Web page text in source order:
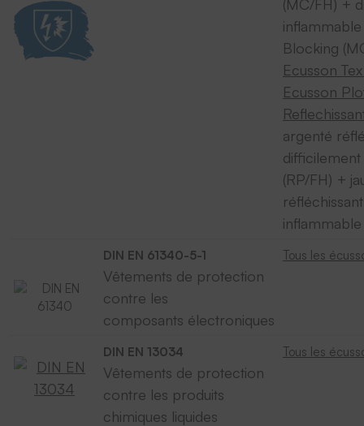
(MC/FH) +
Blocking
Ecusson
Ecusson
argenté
(RP/FH) +
inflammable
DIN EN 61340-5-1
Vêtements de protection
contre les
composants électroniques
Tous les
DIN EN 13034
Vêtements de protection
contre les produits
chimiques liquides
Tous les